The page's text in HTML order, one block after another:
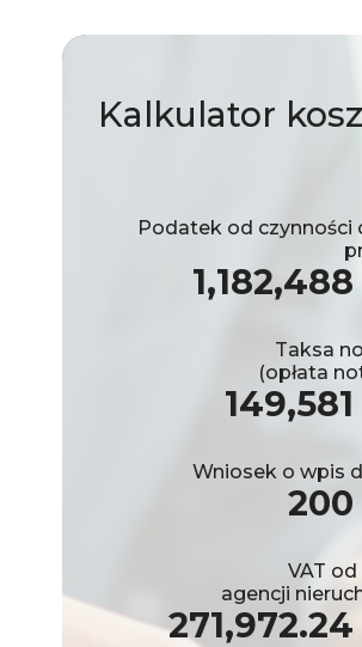
Kalkulator
Podatek od czynności
Taksa
(opłata
Wniosek o wpis
200
VAT
agencji